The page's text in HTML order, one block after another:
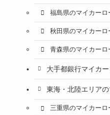
福島県のマイカーロ
秋田県のマイカーロ
青森県のマイカーロ
大手都銀行マイカ
東海・北陸エリア
三重県のマイカーロ